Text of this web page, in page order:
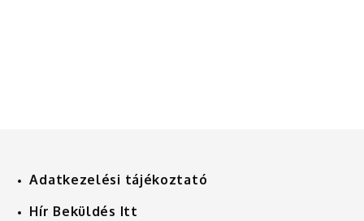
Adatkezelési tájékoztató
Hír Beküldés Itt